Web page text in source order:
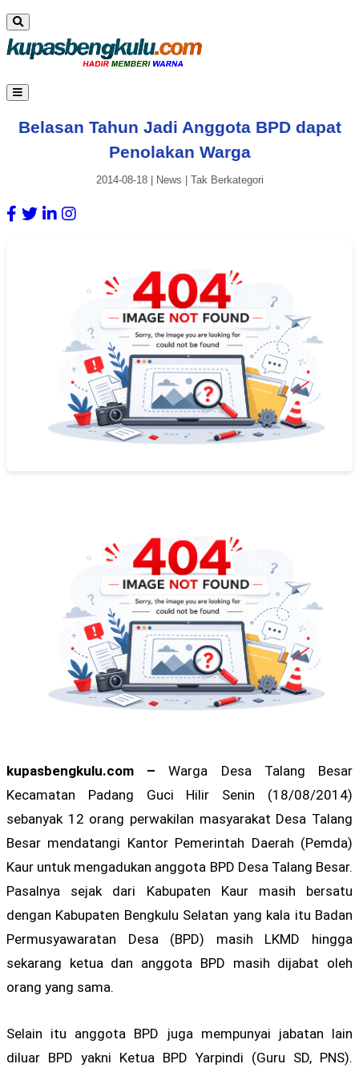
Belasan Tahun Jadi Anggota BPD dapat
Penolakan Warga
2014-08-18| News Tak Berkategori
kupasbengkulu.com – Warga Desa Talang Besar
Kecamatan Padang Guci Hilir Senin (18/08/2014)
sebanyak 12 orang perwakilan masyarakat Desa Talang
Besar mendatangi Kantor Pemerintah Daerah (Pemda)
Kaur untuk mengadukan anggota BPD Desa Talang Besar.
Pasalnya sejak dari Kabupaten Kaur masih bersatu
dengan Kabupaten Bengkulu Selatan yang kala itu Badan
Permusyawaratan Desa (BPD) masih LKMD hingga
sekarang ketua dan anggota BPD masih dijabat oleh
orang yang sama.
Selain itu anggota BPD juga mempunyai jabatan lain
diluar BPD yakni Ketua BPD Yarpindi (Guru SD, PNS).